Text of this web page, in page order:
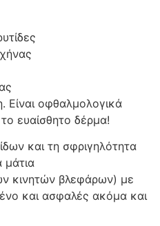
οφθαλμολογικά
ευαίσθητο δέρμα!
και τη σφριγηλότητα
κινητών βλεφάρων) με
και ασφαλές ακόμα και